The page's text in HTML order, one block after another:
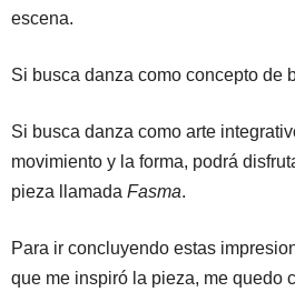
escena.
Si busca danza como concepto de
Si busca danza como arte
movimiento y la forma, podrá
pieza llamada Fasma.
Para ir concluyendo estas
que me inspiró la pieza, me quedo